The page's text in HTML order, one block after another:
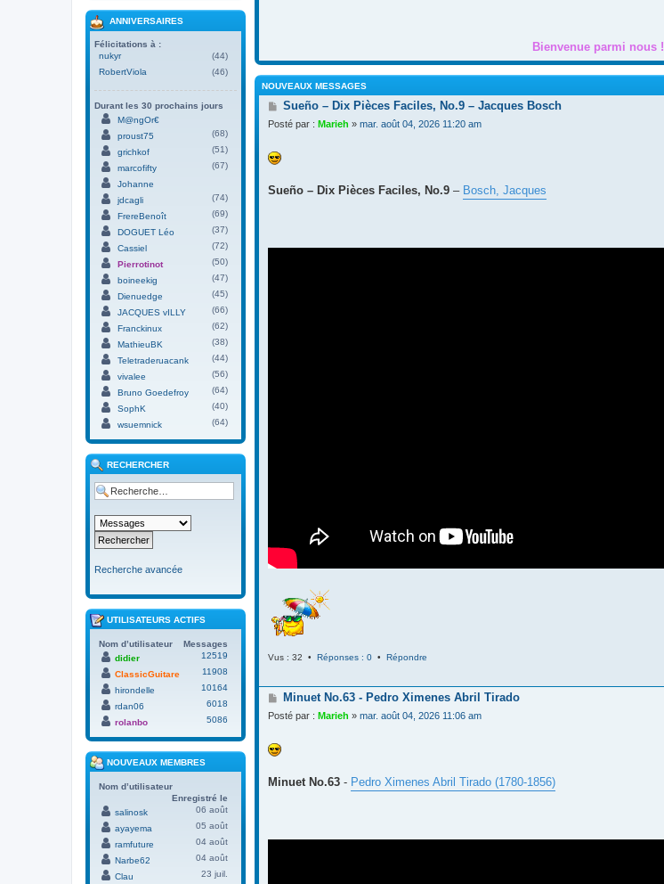
Bienvenue parmi nous !
NOUVEAUX MESSAGES
M
s
a
g
Sueño – Dix Pièces Faciles, No.9 – Jacques Bosch
Posté par : Marieh » mar. août 04, 2026 11:20 am
Sueño – Dix Pièces Faciles, No.9 – Bosch, Jacques
Vus : 32 • Réponses : 0 • Répondre
M
s
a
g
Minuet No.63 - Pedro Ximenes Abril Tirado
Posté par : Marieh » mar. août 04, 2026 11:06 am
Minuet No.63 - Pedro Ximenes Abril Tirado (1780-1856)
ANNIVERSAIRES
Félicitations à :
nukyr
(44)
RobertViola
(46)
Durant les 30 prochains jours
M@ngOr€
proust75
(68)
grichkof
(51)
marcofifty
(67)
Johanne
jdcagli
(74)
FrereBenoît
(69)
DOGUET Léo
(37)
Cassiel
(72)
Pierrotinot
(50)
boineekig
(47)
Dienuedge
(45)
JACQUES vILLY
(66)
Franckinux
(62)
MathieuBK
(38)
Teletraderuacank
(44)
vivalee
(56)
Bruno Goedefroy
(64)
SophK
(40)
wsuemnick
(64)
RECHERCHER
Recherche avancée
UTILISATEURS ACTIFS
Nom d’utilisateur
Messages
didier
12519
ClassicGuitare
11908
hirondelle
10164
rdan06
6018
rolanbo
5086
NOUVEAUX MEMBRES
Nom d’utilisateur
Enregistré le
salinosk
06 août
ayayema
05 août
ramfuture
04 août
Narbe62
04 août
Clau
23 juil.